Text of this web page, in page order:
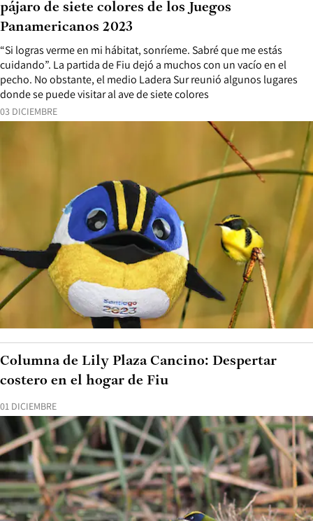
03 DICIEMBRE
“Si logras verme en mi hábitat, sonríeme. Sabré que me estás
cuidando”. La partida de Fiu dejó a muchos con un vacío en el
pecho. No obstante, el medio Ladera Sur reunió algunos lugares
donde se puede visitar al ave de siete colores
pájaro de siete colores de los Juegos
Panamericanos 2023
01 DICIEMBRE
Columna de Lily Plaza Cancino: Despertar
costero en el hogar de Fiu